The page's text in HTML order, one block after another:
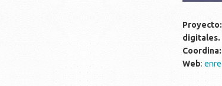
digitales.
Web: